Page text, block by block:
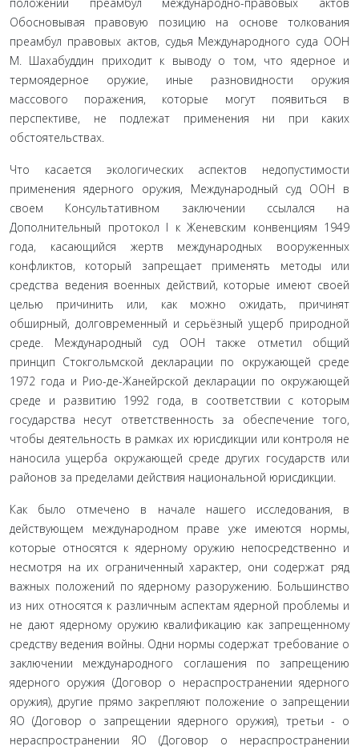
Обосновывая правовую позицию на основе толкования
преамбул правовых актов, судья Международного суда ООН
М. Шахабуддин приходит к выводу о том, что ядерное и
термоядерное оружие, иные разновидности оружия
массового поражения, которые могут появиться в
перспективе, не подлежат применения ни при каких
обстоятельствах.
Что касается экологических аспектов недопустимо­сти
применения ядерного оружия, Международный суд ООН в
своем Консультативном заключении ссылался на
Дополнительный протокол I к Женевским конвенциям 1949
года, касающийся жертв международных вооружен­ных
конфликтов, который запрещает применять методы или
средства ведения военных действий, которые имеют своей
целью причинить или, как можно ожидать, причи­нят
обширный, долговременный и серьёзный ущерб при­родной
среде. Международный суд ООН также отметил общий
принцип Стокгольмской декларации по окружа­ющей среде
1972 года и Рио-де-Жанейрской декларации по окружающей
среде и развитию 1992 года, в соответ­ствии с которым
государства несут ответственность за обеспечение того,
чтобы деятельность в рамках их юрис­дикции или контроля не
наносила ущерба окружающей среде других государств или
районов за пределами дей­ствия национальной юрисдикции.
Как было отмечено в начале нашего исследования, в
действующем международном праве уже имеются нормы,
которые относятся к ядерному оружию непосредственно и
несмотря на их ограниченный характер, они содержат ряд
важных положений по ядерному разоружению. Боль­шинство
из них относятся к различным аспектам ядерной проблемы и
не дают ядерному оружию квалификацию как запрещенному
средству ведения войны. Одни нормы содержат требование о
заключении международного со­глашения по запрещению
ядерного оружия (Договор о нераспространении ядерного
оружия), другие прямо за­крепляют положение о запрещении
ЯО (Договор о запре­щении ядерного оружия), третьи - о
нераспространении ЯО (Договор о нераспространении